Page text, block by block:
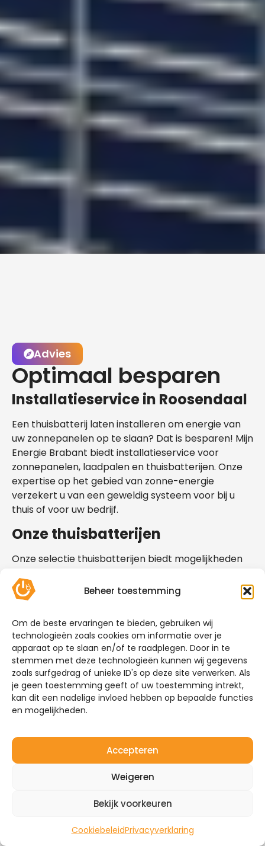
Beheer toestemming
Om de beste ervaringen te bieden, gebruiken wij
technologieën zoals cookies om informatie over je
apparaat op te slaan en/of te raadplegen. Door in te
stemmen met deze technologieën kunnen wij gegevens
zoals surfgedrag of unieke ID's op deze site verwerken. Als
je geen toestemming geeft of uw toestemming intrekt,
kan dit een nadelige invloed hebben op bepaalde functies
en mogelijkheden.
Accepteren
Weigeren
Bekijk voorkeuren
CookiebeleidPrivacyverklaring
Advies
Optimaal besparen
Installatieservice in Roosendaal
Een thuisbatterij laten installeren om energie van
uw zonnepanelen op te slaan? Dat is besparen! Mijn
Energie Brabant biedt installatieservice voor
zonnepanelen, laadpalen en thuisbatterijen. Onze
expertise op het gebied van zonne-energie
verzekert u van een geweldig systeem voor bij u
thuis of voor uw bedrijf.
Onze thuisbatterijen
Onze selectie thuisbatterijen biedt mogelijkheden
Bekijk hieronder welke thuisbatterijen wij aanbieden.
Vergelijk zelf de batterijen of maak gebruik van
Systeemgarantie
Mijn Energie Brabant installeert niet alleen
thuisbatterijen. Heeft u ook interesse in het
plaatsen van zonnepanelen en laadpalen? Wij
maken het systeem compleet. Neem vrijblijvend
om een offerte of een adviesgesprek zodat we uw
situatie kunnen bespreken.
Ontvang een voorstel + offerte